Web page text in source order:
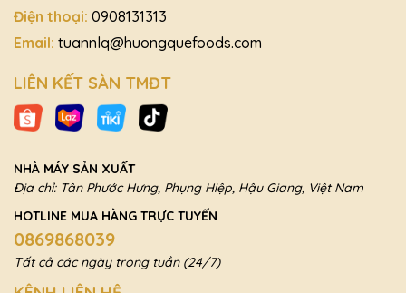
Điện thoại: 0908131313
Email: tuannlq@huongquefoods.com
LIÊN KẾT SÀN TMĐT
NHÀ MÁY SẢN XUẤT
Địa chỉ: Tân Phước Hưng, Phụng Hiệp, Hậu Giang, Việt Nam
HOTLINE MUA HÀNG TRỰC TUYẾN
0869868039
Tất cả các ngày trong tuần (24/7)